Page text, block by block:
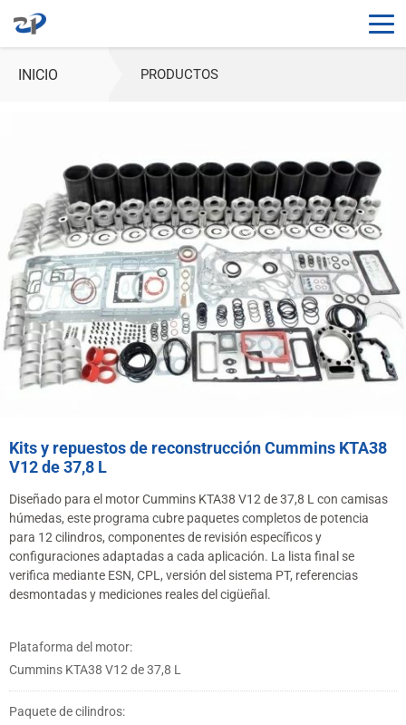
INICIO PRODUCTOS
Kits y repuestos de reconstrucción Cummins KTA38
V12 de 37,8 L
Diseñado para el motor Cummins KTA38 V12 de 37,8 L con camisas
húmedas, este programa cubre paquetes completos de potencia
para 12 cilindros, componentes de revisión específicos y
configuraciones adaptadas a cada aplicación. La lista final se
verifica mediante ESN, CPL, versión del sistema PT, referencias
desmontadas y mediciones reales del cigüeñal.
Plataforma del motor:
Cummins KTA38 V12 de 37,8 L
Paquete de cilindros: